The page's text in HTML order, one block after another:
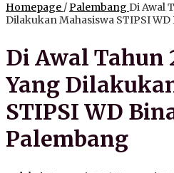
Homepage /Palembang Di Awal
Dilakukan Mahasiswa STIPSI
Di Awal Tahun
Yang
STIPSI WD
Palembang